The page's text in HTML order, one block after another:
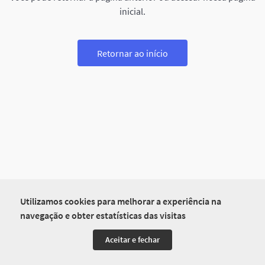
Utilizamos cookies para melhorar a experiência na
navegação e obter estatísticas das visitas
Aceitar e fechar
inicial.
Retornar ao início